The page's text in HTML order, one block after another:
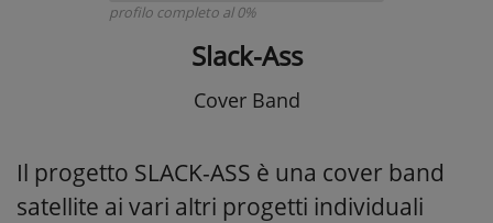
profilo completo al 0%
Slack-Ass
Cover Band
Il progetto SLACK-ASS è una cover band
satellite ai vari altri progetti individuali